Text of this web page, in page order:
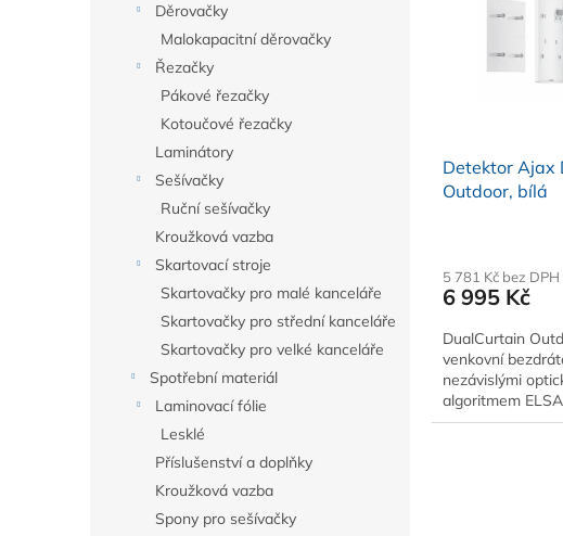
Děrovačky
Malokapacitní děrovačky
Řezačky
Pákové řezačky
Kotoučové řezačky
Laminátory
Sešívačky
Ruční sešívačky
Kroužková vazba
Skartovací stroje
Skartovačky pro malé kanceláře
Skartovačky pro střední kanceláře
Skartovačky pro velké kanceláře
Spotřební materiál
Laminovací fólie
Lesklé
Příslušenství a doplňky
Kroužková vazba
Spony pro sešívačky
Detektor Ajax
Outdoor, bílá
5 781 Kč bez DPH
6 995 Kč
DualCurtain
venkovní
nezávislými
algoritmem
pohybu člověka…